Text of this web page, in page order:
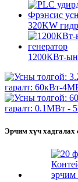
320KW
1200КВт-ын
Эрчим хүч хадгалах